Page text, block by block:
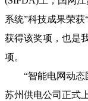
系统”科技成果荣获
获得该奖项，也
项。
“智能电网动态国
苏州供电公司正式上